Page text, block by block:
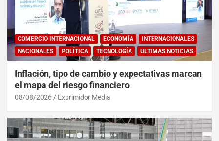
COMERCIO INTERNACIONAL ECONOMÍA
INTERNACIONALES
NACIONALES
POLÍTICA TECNOLOGÍA ULTIMAS NOTICIAS
Inflación, tipo de cambio y expectativas marcan
el mapa del riesgo financiero
08/08/2026 Exprimidor Media